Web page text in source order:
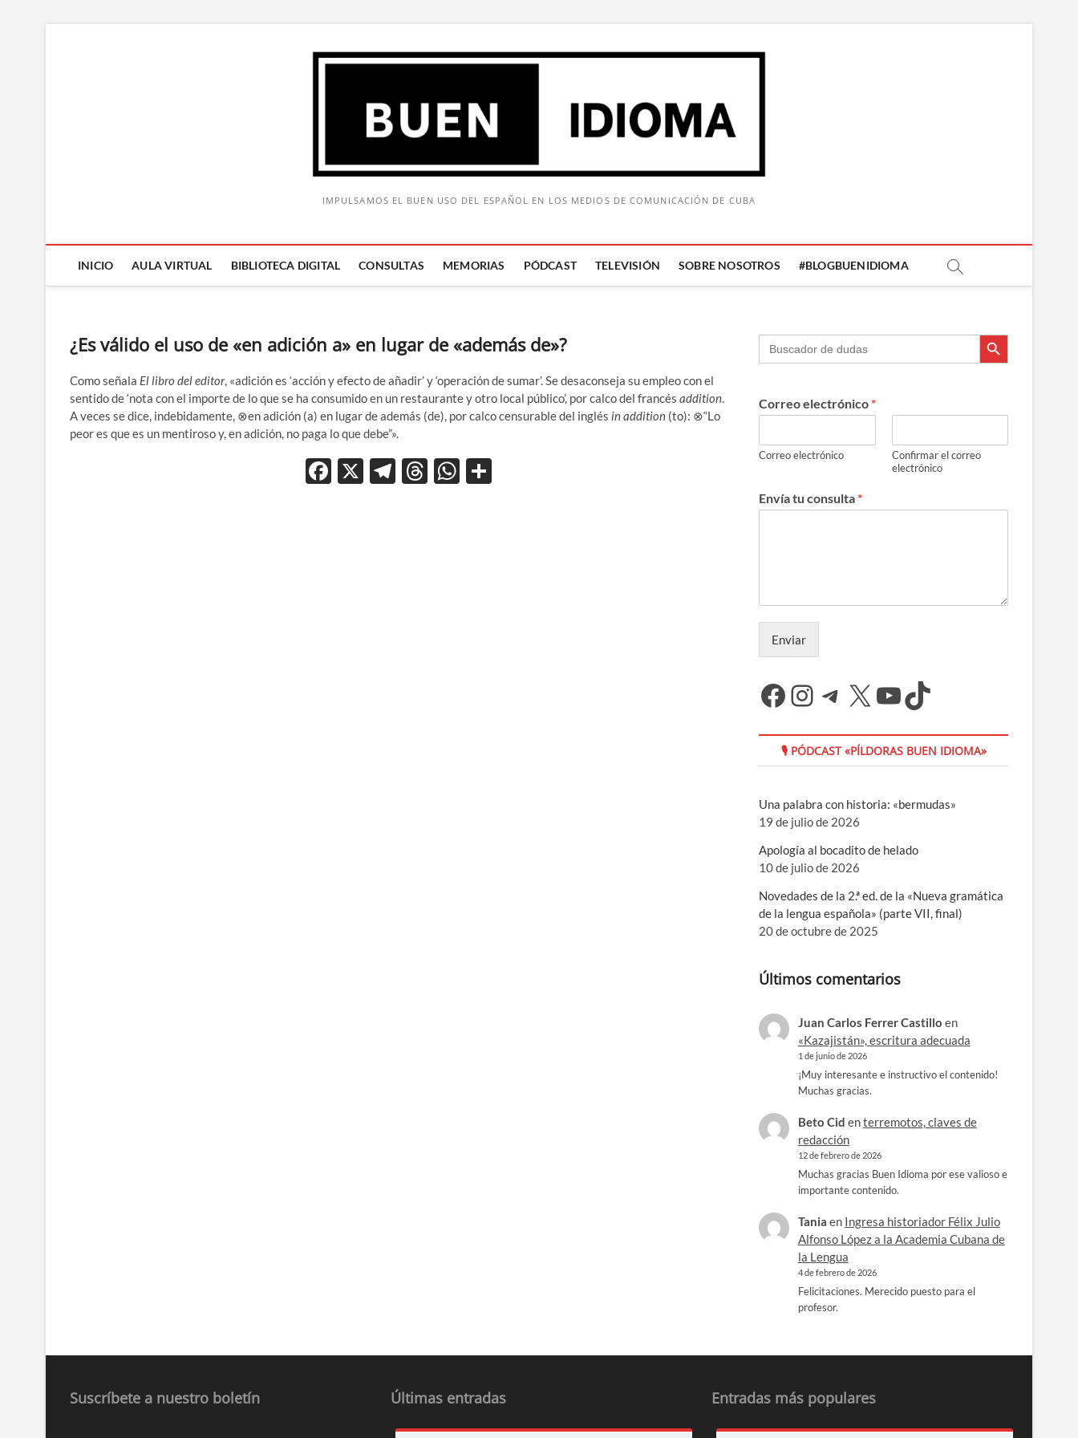
IMPULSAMOS EL BUEN USO DEL ESPAÑOL EN LOS MEDIOS DE COMUNICACIÓN DE CUBA
INICIO AULA VIRTUAL BIBLIOTECA DIGITAL CONSULTAS MEMORIAS PÓDCAST TELEVISIÓN SOBRE NOSOTROS #BLOGBUENIDIOMA
Buscar: Botón de búsqueda
¿Es válido el uso de «en adición a» en lugar de «además de»?
Como señala El libro del editor, «adición es ‘acción y efecto de añadir’ y ‘operación de sumar’. Se desaconseja su empleo con el
sentido de ‘nota con el importe de lo que se ha consumido en un restaurante y otro local público’, por calco del francés addition.
A veces se dice, indebidamente, ⊗en adición (a) en lugar de además (de), por calco censurable del inglés in addition (to): ⊗“Lo
peor es que es un mentiroso y, en adición, no paga lo que debe”».
F
X T T W
Buscar: Botón de búsqueda
Correo electrónico *
Correo electrónico
Confirmar el correo
electrónico
Envía tu consulta *
Enviar
Facebook
Instagram
Telegram
X YouTube
TikTok
🎙 PÓDCAST «PÍLDORAS BUEN IDIOMA»
Una palabra con historia: «bermudas»
19 de julio de 2026
Apología al bocadito de helado
10 de julio de 2026
Novedades de la 2.ª ed. de la «Nueva gramática
de la lengua española» (parte VII, final)
20 de octubre de 2025
Últimos comentarios
Juan Carlos Ferrer Castillo en
«Kazajistán», escritura adecuada
1 de junio de 2026
¡Muy interesante e instructivo el contenido!
Muchas gracias.
Beto Cid enterremotos, claves de
redacción
12 de febrero de 2026
Muchas gracias Buen Idioma por ese valioso e
importante contenido.
Tania en Ingresa historiador Félix Julio
Alfonso López a la Academia Cubana de
la Lengua
4 de febrero de 2026
Felicitaciones. Merecido puesto para el
profesor.
Suscríbete a nuestro boletín Últimas entradas Entradas más populares